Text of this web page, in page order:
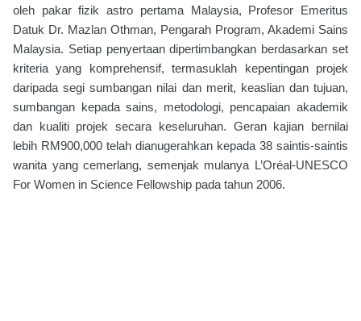
oleh pakar fizik astro pertama Malaysia, Profesor Emeritus
Datuk Dr. Mazlan Othman, Pengarah Program, Akademi Sains
Malaysia. Setiap penyertaan dipertimbangkan berdasarkan set
kriteria yang komprehensif, termasuklah kepentingan projek
daripada segi sumbangan nilai dan merit, keaslian dan tujuan,
sumbangan kepada sains, metodologi, pencapaian akademik
dan kualiti projek secara keseluruhan. Geran kajian bernilai
lebih RM900,000 telah dianugerahkan kepada 38 saintis-saintis
wanita yang cemerlang, semenjak mulanya L’Oréal-UNESCO
For Women in Science Fellowship pada tahun 2006.